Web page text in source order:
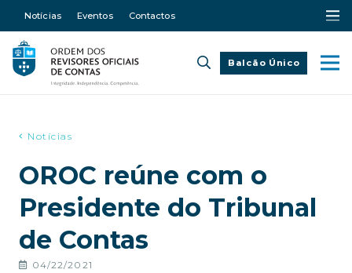
Notícias Eventos Contactos
Balcão Único
Notícias
OROC reúne com o
Presidente do Tribunal
de Contas
04/22/2021